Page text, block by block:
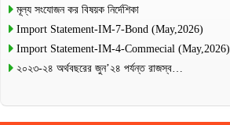
মূল্য সংযোজন কর বিষয়ক নির্দেশিকা
Import Statement-IM-7-Bond (May,2026)
Import Statement-IM-4-Commecial (May,2026)
২০২৩-২৪ অর্থবছরের জুন’২৪ পর্যন্ত রাজস্ব…